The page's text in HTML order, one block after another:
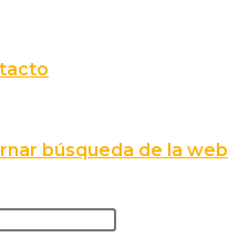
búsqueda de la web